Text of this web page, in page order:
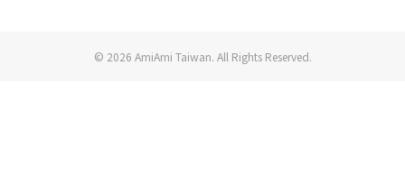
© 2026 AmiAmi Taiwan. All Rights Reserved.